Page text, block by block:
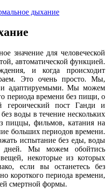
дыхание
значение для человеческой
автоматической функцией.
и когда происходит
Это очень просто. Мы,
адаптируемыми. Мы можем
периода времени без пищи, о
героический пост Ганди и
воды в течение нескольких
пиццы, фильмов, катания на
больших периодов времени.
испытание без еды, воды
дней. Мы можем обойтись
некоторые из которых
если вы останетесь без
короткого периода времени,
смертной формы.